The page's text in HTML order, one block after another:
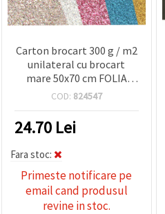
Carton brocart 300 g / m2
unilateral cu brocart
mare 50x70 cm FOLIA
color ASSORTED -1 buc
COD: 824547
24.70 Lei
Fara stoc:
Primeste notificare pe
email cand produsul
revine in stoc.